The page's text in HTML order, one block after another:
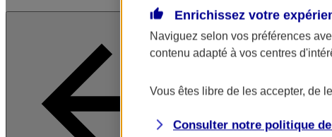
Enrichissez votre
Naviguez selon vos préférences
contenu adapté à vos centres
Vous êtes libre de les accepter, de
Consulter notre politique de